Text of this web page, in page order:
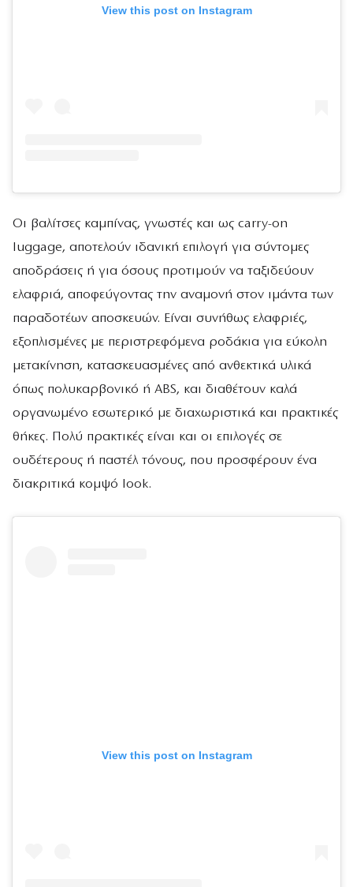
View this post on Instagram
Οι βαλίτσες καμπίνας, γνωστές και ως carry-on
luggage, αποτελούν ιδανική επιλογή για σύντομες
αποδράσεις ή για όσους προτιμούν να ταξιδεύουν
ελαφριά, αποφεύγοντας την αναμονή στον ιμάντα των
παραδοτέων αποσκευών. Είναι συνήθως ελαφριές,
εξοπλισμένες με περιστρεφόμενα ροδάκια για εύκολη
μετακίνηση, κατασκευασμένες από ανθεκτικά υλικά
όπως πολυκαρβονικό ή ABS, και διαθέτουν καλά
οργανωμένο εσωτερικό με διαχωριστικά και πρακτικές
θήκες. Πολύ πρακτικές είναι και οι επιλογές σε
ουδέτερους ή παστέλ τόνους, που προσφέρουν ένα
διακριτικά κομψό look.
View this post on Instagram